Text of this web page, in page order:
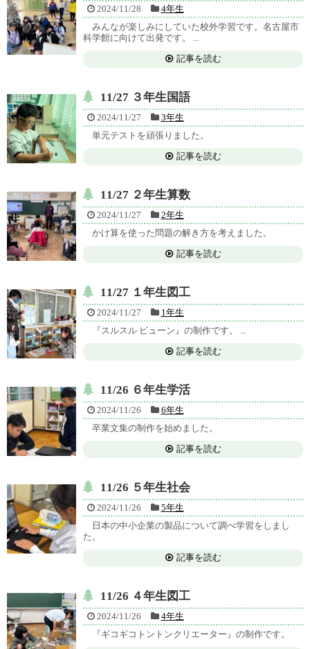
2024/11/28
4年生
みんなが楽しみにしていた校外学習です。名古屋市
科学館に向けて出発です。 ...
記事を読む
11/27 ３年生国語
2024/11/27
3年生
単元テストを頑張りました。
記事を読む
11/27 ２年生算数
2024/11/27
2年生
かけ算を使った問題の解き方を考えました。
記事を読む
11/27 １年生図工
2024/11/27
1年生
『スルスル ビューン』の制作です。 ...
記事を読む
11/26 ６年生学活
2024/11/26
6年生
卒業文集の制作を始めました。
記事を読む
11/26 ５年生社会
2024/11/26
5年生
日本の中小企業の製品について調べ学習をしまし
た。
記事を読む
11/26 ４年生図工
2024/11/26
4年生
『ギコギコトントンクリエーター』の制作です。